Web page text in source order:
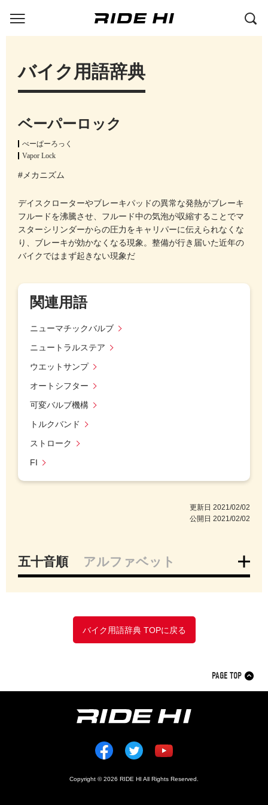
バイク用語辞典
ベーパーロック
べーぱーろっく
Vapor Lock
#メカニズム
デイスクローターやブレーキパッドの異常な発熱がブレーキ
フルードを沸騰させ、フルード中の気泡が収縮することでマ
スターシリンダーからの圧力をキャリパーに伝えられなくな
り、ブレーキが効かなくなる現象。整備が行き届いた近年の
バイクではまず起きない現象だ
関連用語
ニューマチックバルブ
ニュートラルステア
ウエットサンプ
オートシフター
可変バルブ機構
トルクバンド
ストローク
FI
更新日 2021/02/02
公開日 2021/02/02
五十音順 アルファベット
ア イ ウ エ オ カ キ
ク
サ シ ス セ
テ ト ナ ニ
ム
メ モ ヤ ユ ヨ ラ
リ
ロ ワ ヲ ン
バイク用語辞典 TOPに戻る
Copyright © 2026 RIDE HI All Rights Reserved.
PAGE TOP